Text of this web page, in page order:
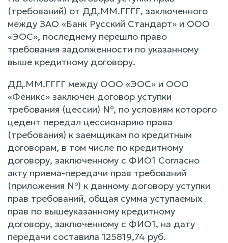
(требований) от ДД.ММ.ГГГГ, заключенного
между ЗАО «Банк Русский Стандарт» и ООО
«ЭОС», последнему перешло право
требования задолженности по указанному
выше кредитному договору.
ДД.ММ.ГГГГ между ООО «ЭОС» и ООО
«Феникс» заключен договор уступки
требования (цессии) №, по условиям которого
цедент передал цессионарию права
(требования) к заемщикам по кредитным
договорам, в том числе по кредитному
договору, заключенному с ФИО1 Согласно
акту приема-передачи прав требований
(приложения №) к данному договору уступки
прав требований, общая сумма уступаемых
прав по вышеуказанному кредитному
договору, заключенному с ФИО1, на дату
передачи составила 125819,74 руб.